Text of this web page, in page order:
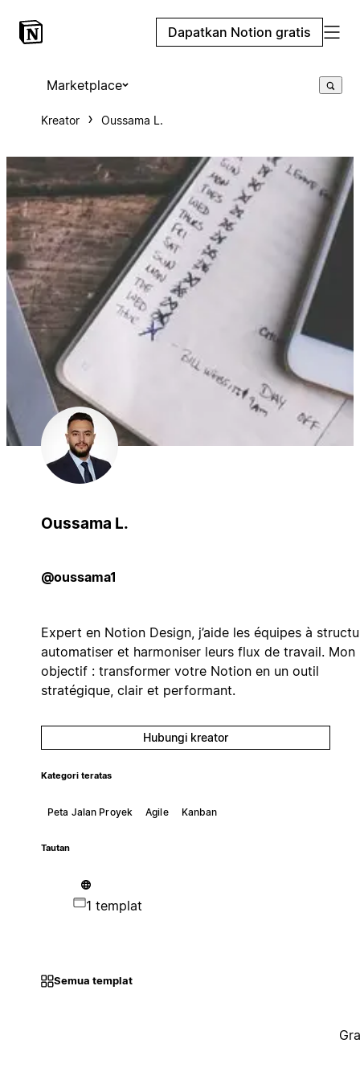
Dapatkan Notion gratis
Marketplace
Kreator Oussama L.
Oussama L.
@oussama1
Expert en Notion Design, j’aide les équipes à
automatiser et harmoniser leurs flux de travail. Mon
objectif : transformer votre Notion en un outil
stratégique, clair et performant.
Hubungi kreator
Kategori teratas
Peta Jalan Proyek Agile Kanban
Tautan
1 templat
Semua templat